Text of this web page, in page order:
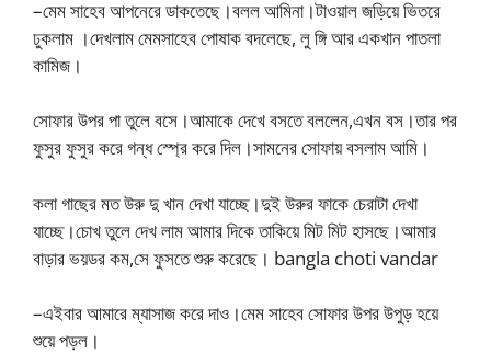
–মেম সাহেব আপনেরে ডাকতেছে।বলল আমিনা।টাওয়াল জড়িয়ে ভিতরে
ঢুকলাম ।দেখলাম মেমসাহেব পোষাক বদলেছে, লু ঙ্গি আর একখান পাতলা
কামিজ।
সোফার উপর পা তুলে বসে।আমাকে দেখে বসতে বললেন,এখন বস।তার পর
ফুসুর ফুসুর করে গন্ধ স্প্রে করে দিল।সামনের সোফায় বসলাম আমি।
কলা গাছের মত উরু দু খান দেখা যাচ্ছে।দুই উরুর ফাকে চেরাটা দেখা
যাচ্ছে।চোখ তুলে দেখ লাম আমার দিকে তাকিয়ে মিট মিট হাসছে।আমার
বাড়ার ভয়ডর কম,সে ফুসতে শুরু করেছে। bangla choti vandar
–এইবার আমারে ম্যাসাজ করে দাও।মেম সাহেব সোফার উপর উপুড় হয়ে
শুয়ে পড়ল।